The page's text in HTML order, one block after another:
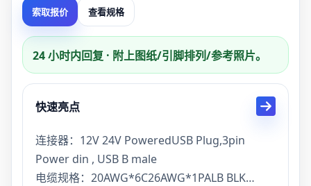
索取报价 查看规格
24 小时内回复 · 附上图纸/引脚排列/参考照片。
快速亮点
连接器：12V 24V PoweredUSB Plug,3pin
Power din , USB B male
电缆规格：20AWG*6C26AWG*1PALB BLK